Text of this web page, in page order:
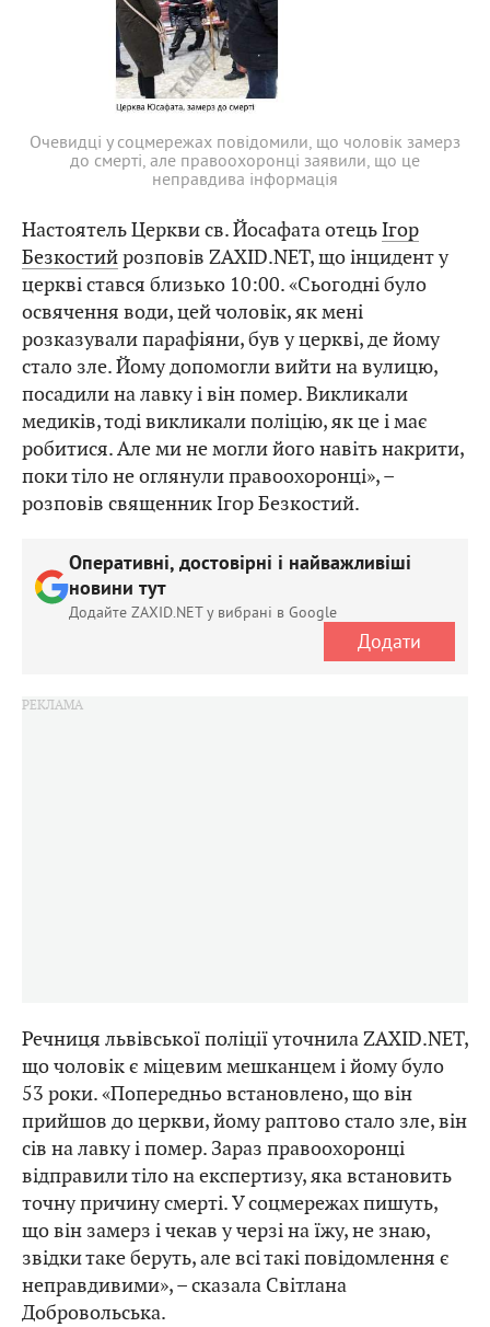
Очевидці у соцмережах повідомили, що чоловік замерз
до смерті, але правоохоронці заявили, що це
неправдива інформація
Настоятель Церкви св. Йосафата отецьІгор
Безкостийрозповів ZAXID.NET, що інцидент у
церкві стався близько 10:00. «Сьогодні було
освячення води, цей чоловік, як мені
розказували парафіяни, був у церкві, де йому
стало зле. Йому допомогли вийти на вулицю,
посадили на лавку і він помер. Викликали
медиків, тоді викликали поліцію, як це і має
робитися. Але ми не могли його навіть накрити,
поки тіло не оглянули правоохоронці», –
розповів священник Ігор Безкостий.
Оперативні, достовірні і найважливіші
новини тут
Додайте ZAXID.NET у вибрані в Google
Додати
Речниця львівської поліції уточнила ZAXID.NET,
що чоловік є міцевим мешканцем і йому було
53 роки. «Попередньо встановлено, що він
прийшов до церкви, йому раптово стало зле, він
сів на лавку і помер. Зараз правоохоронці
відправили тіло на експертизу, яка встановить
точну причину смерті. У соцмережах пишуть,
що він замерз і чекав у черзі на їжу, не знаю,
звідки таке беруть, але всі такі повідомлення є
неправдивими», – сказала Світлана
Добровольська.